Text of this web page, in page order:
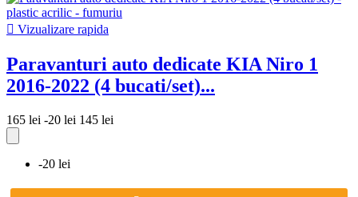
 Vizualizare rapida
Paravanturi auto dedicate KIA Niro 1
2016-2022 (4 bucati/set)...
165 lei -20 lei 145 lei
-20 lei